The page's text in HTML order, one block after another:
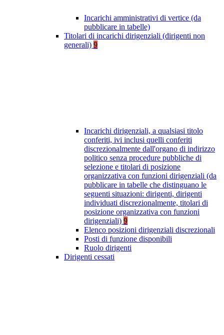
Incarichi amministrativi di vertice (da
pubblicare in tabelle)
Titolari di incarichi dirigenziali (dirigenti non
generali) 9
Incarichi dirigenziali, a qualsiasi titolo
conferiti, ivi inclusi quelli conferiti
discrezionalmente dall'organo di indirizzo
politico senza procedure pubbliche di
selezione e titolari di posizione
organizzativa con funzioni dirigenziali (da
pubblicare in tabelle che distinguano le
seguenti situazioni: dirigenti, dirigenti
individuati discrezionalmente, titolari di
posizione organizzativa con funzioni
dirigenziali) 9
Elenco posizioni dirigenziali discrezionali
Posti di funzione disponibili
Ruolo dirigenti
Dirigenti cessati